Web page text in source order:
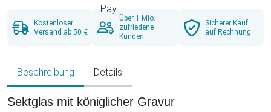
Kostenloser
Versand ab 50 €
Über 1 Mio.
zufriedene
Kunden
Sicherer Kauf
auf Rechnung
Beschreibung Details
Sektglas mit königlicher Gravur